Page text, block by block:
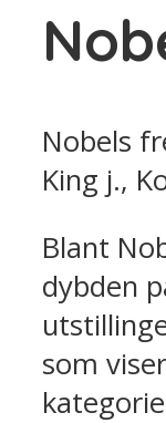
Nobels
King j.,
Blant
dybden
som